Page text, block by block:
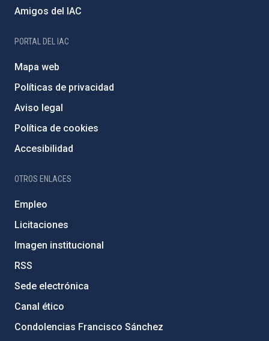
Amigos del IAC
PORTAL DEL IAC
Mapa web
Políticas de privacidad
Aviso legal
Política de cookies
Accesibilidad
OTROS ENLACES
Empleo
Licitaciones
Imagen institucional
RSS
Sede electrónica
Canal ético
Condolencias Francisco Sánchez